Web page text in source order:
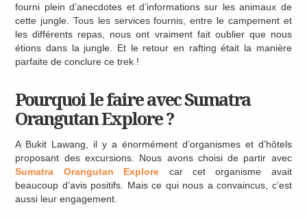
fourni plein d’anecdotes et d’informations sur les animaux de
cette jungle. Tous les services fournis, entre le campement et
les différents repas, nous ont vraiment fait oublier que nous
étions dans la jungle. Et le retour en rafting était la manière
parfaite de conclure ce trek !
Pourquoi le faire avec Sumatra
Orangutan Explore ?
A Bukit Lawang, il y a énormément d’organismes et d’hôtels
proposant des excursions. Nous avons choisi de partir avec
Sumatra Orangutan Explore car cet organisme avait
beaucoup d’avis positifs. Mais ce qui nous a convaincus, c’est
aussi leur engagement.